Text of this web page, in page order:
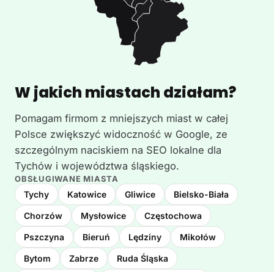
W jakich miastach działam?
Pomagam firmom z mniejszych miast w całej
Polsce zwiększyć widoczność w Google, ze
szczególnym naciskiem na SEO lokalne dla
Tychów i województwa śląskiego.
OBSŁUGIWANE MIASTA
Tychy Katowice Gliwice Bielsko-Biała
Chorzów Mysłowice Częstochowa
Pszczyna Bieruń Lędziny Mikołów
Bytom Zabrze Ruda Śląska